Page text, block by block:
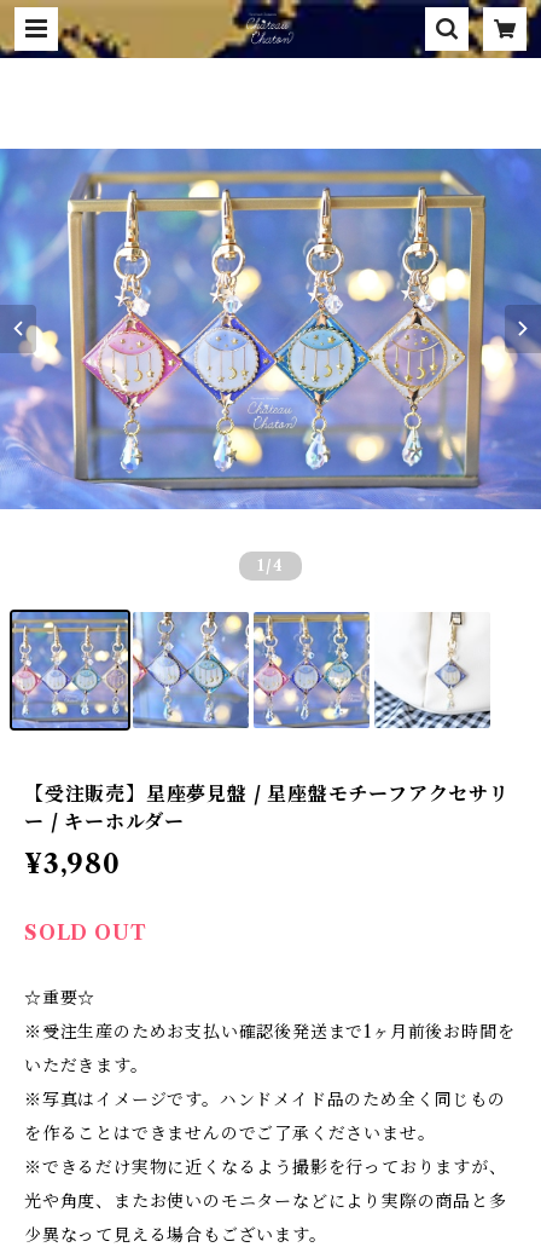
1 /4
【受注販売】星座夢見盤 / 星座盤モチーフアクセサリ
ー / キーホルダー
¥3,980
SOLD OUT
☆重要☆
※受注生産のためお支払い確認後発送まで1ヶ月前後お時間を
いただきます。
※写真はイメージです。ハンドメイド品のため全く同じもの
を作ることはできませんのでご了承くださいませ。
※できるだけ実物に近くなるよう撮影を行っておりますが、
光や角度、またお使いのモニターなどにより実際の商品と多
少異なって見える場合もございます。